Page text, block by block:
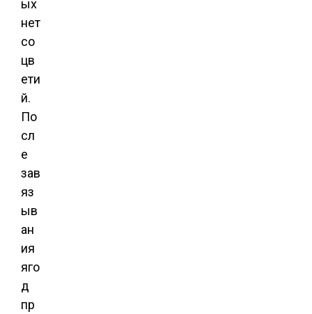
ых
нет
со
цв
ети
й.
По
сл
е
зав
яз
ыв
ан
ия
яго
д
пр